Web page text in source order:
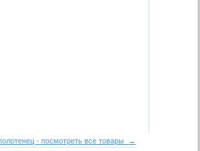
- посмотреть все товары →